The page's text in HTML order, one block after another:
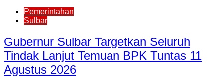
Pemerintahan
Sulbar
Gubernur Sulbar Targetkan Seluruh
Tindak Lanjut Temuan BPK Tuntas 11
Agustus 2026